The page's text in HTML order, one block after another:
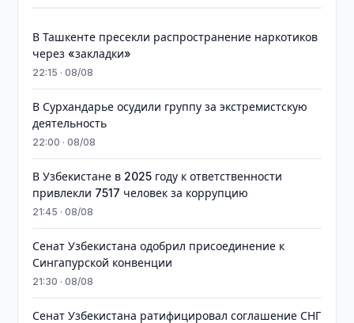
В Ташкенте пресекли распространение наркотиков
через «закладки»
22:15 · 08/08
В Сурхандарье осудили группу за экстремистскую
деятельность
22:00 · 08/08
В Узбекистане в 2025 году к ответственности
привлекли 7517 человек за коррупцию
21:45 · 08/08
Сенат Узбекистана одобрил присоединение к
Сингапурской конвенции
21:30 · 08/08
Сенат Узбекистана ратифицировал соглашение СНГ